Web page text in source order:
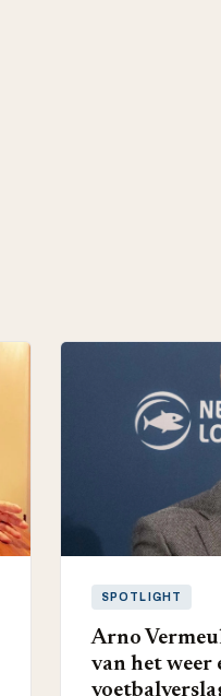
SPOTLIGHT
Arno
van het weer